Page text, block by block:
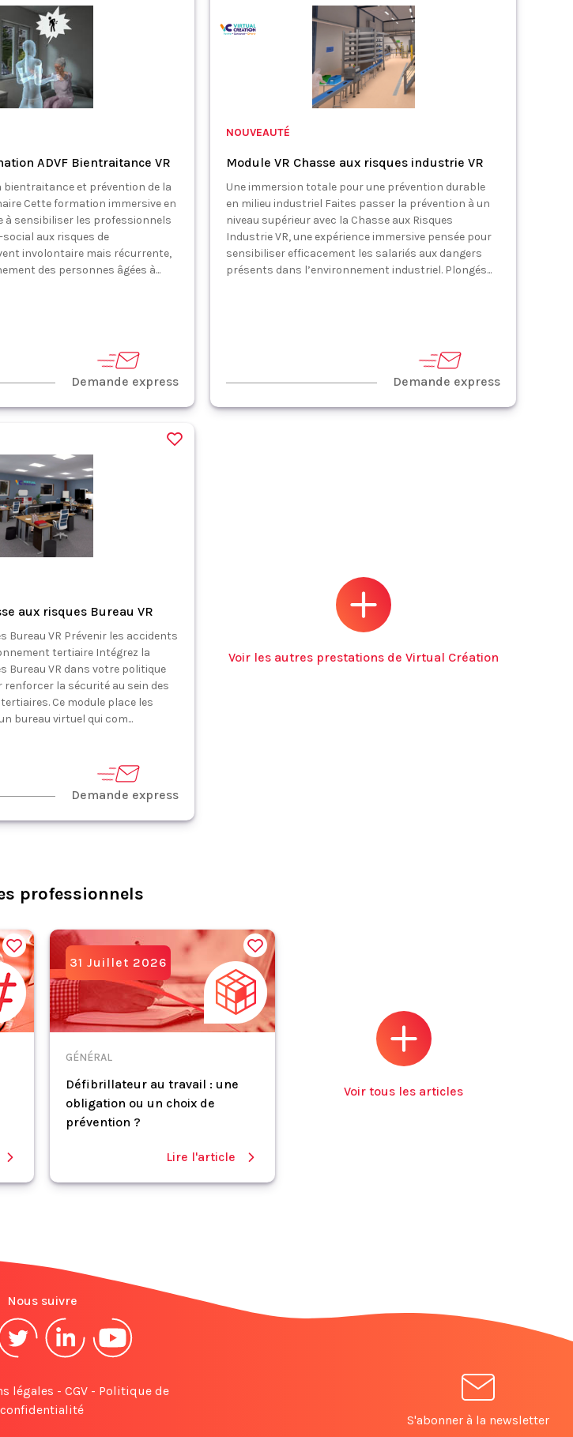
ADVF Bientraitance VR
bientraitance et prévention de la
Cette formation immersive en
à sensibiliser les professionnels
aux risques de
involontaire mais récurrente,
des personnes âgées à...
Demande express
NOUVEAUTÉ
Module VR Chasse aux risques industrie VR
Une immersion totale pour une prévention durable
en milieu industriel Faites passer la prévention à un
niveau supérieur avec la Chasse aux Risques
Industrie VR, une expérience immersive pensée pour
sensibiliser efficacement les salariés aux dangers
présents dans l’environnement industriel. Plongés...
Demande express
aux risques Bureau VR
Bureau VR Prévenir les accidents
tertiaire Intégrez la
Bureau VR dans votre politique
renforcer la sécurité au sein des
Ce module place les
bureau virtuel qui com...
Demande express
Voir les autres prestations de Virtual Création
professionnels
31 Juillet 2026
GÉNÉRAL
Défibrillateur au travail : une
obligation ou un choix de
prévention ?
Lire l'article
Voir tous les articles
Nous suivre
légales - CGV- Politique de
confidentialité
S'abonner à la newsletter